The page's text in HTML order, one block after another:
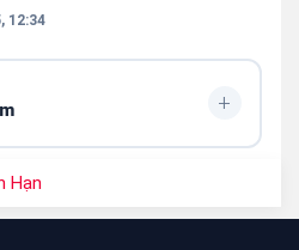
12:34
+
đăng ký các
chọn gói data phù hợp với
Hạn